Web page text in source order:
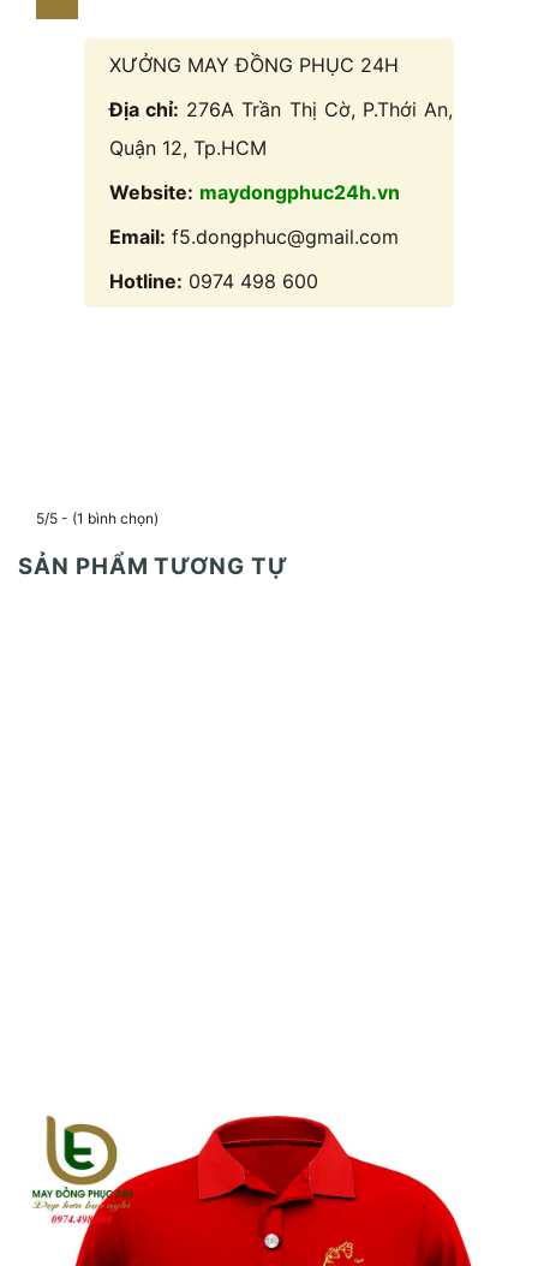
XƯỞNG MAY ĐỒNG PHỤC 24H
Địa chỉ: 276A Trần Thị Cờ, P.Thới An,
Quận 12, Tp.HCM
Website: maydongphuc24h.vn
Email: f5.dongphuc@gmail.com
Hotline: 0974 498 600
5/5 - (1 bình chọn)
SẢN PHẨM TƯƠNG TỰ